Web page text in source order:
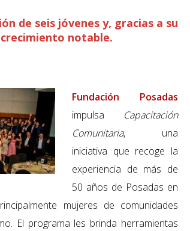
de seis jóvenes y, gracias a su
notable.
Fundación Posadas
impulsa Capacitación
Comunitaria, una
iniciativa que recoge la
experiencia de más de
50 años de Posadas en
mujeres de comunidades
El programa les brinda herramientas